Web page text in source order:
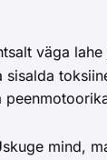
väga
mind,